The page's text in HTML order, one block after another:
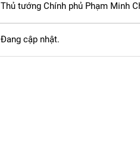
Thủ tướng Chính phủ Phạm Minh
Đang cập nhật.